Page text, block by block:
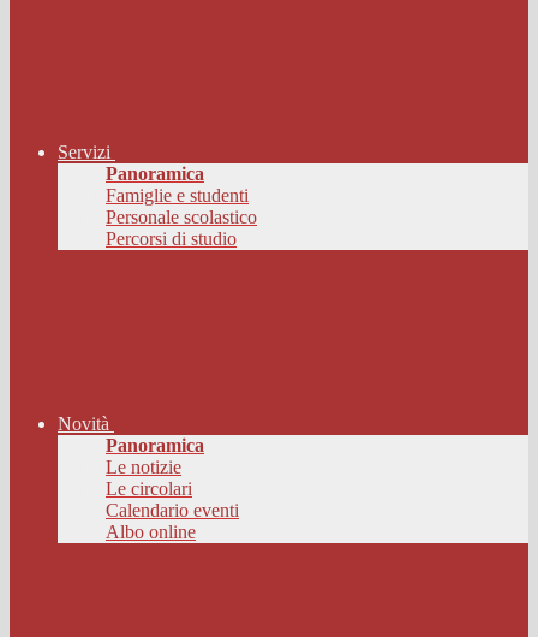
Servizi
Panoramica
Famiglie e studenti
Personale scolastico
Percorsi di studio
Novità
Panoramica
Le notizie
Le circolari
Calendario eventi
Albo online